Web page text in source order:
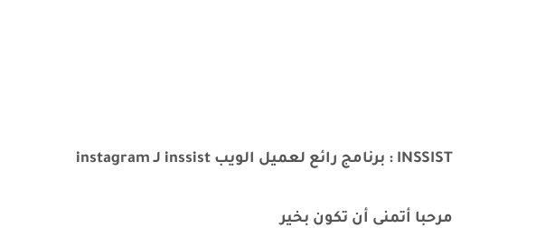
INSSIST : برنامج رائع لعميل الويب inssist لـ instagram
مرحبا أتمنى أن تكون بخير